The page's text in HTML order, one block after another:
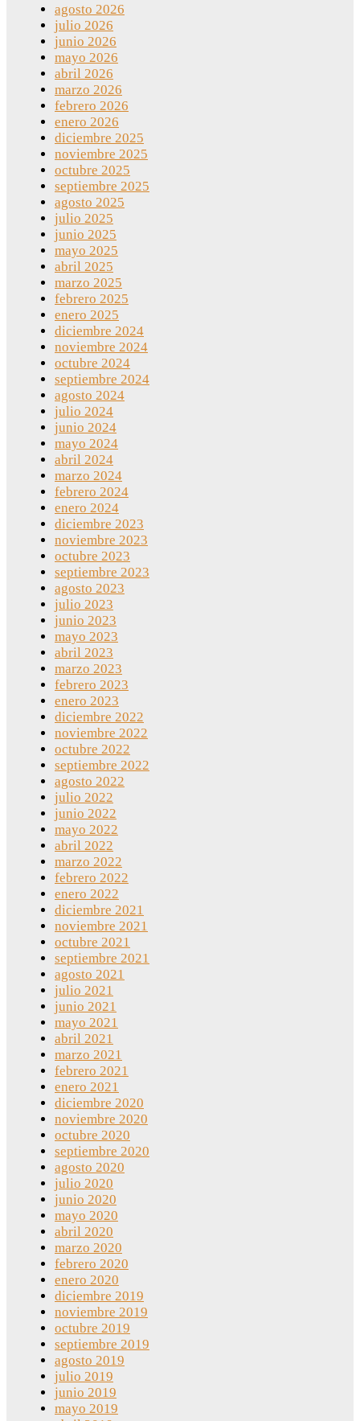
agosto 2026
julio 2026
junio 2026
mayo 2026
abril 2026
marzo 2026
febrero 2026
enero 2026
diciembre 2025
noviembre 2025
octubre 2025
septiembre 2025
agosto 2025
julio 2025
junio 2025
mayo 2025
abril 2025
marzo 2025
febrero 2025
enero 2025
diciembre 2024
noviembre 2024
octubre 2024
septiembre 2024
agosto 2024
julio 2024
junio 2024
mayo 2024
abril 2024
marzo 2024
febrero 2024
enero 2024
diciembre 2023
noviembre 2023
octubre 2023
septiembre 2023
agosto 2023
julio 2023
junio 2023
mayo 2023
abril 2023
marzo 2023
febrero 2023
enero 2023
diciembre 2022
noviembre 2022
octubre 2022
septiembre 2022
agosto 2022
julio 2022
junio 2022
mayo 2022
abril 2022
marzo 2022
febrero 2022
enero 2022
diciembre 2021
noviembre 2021
octubre 2021
septiembre 2021
agosto 2021
julio 2021
junio 2021
mayo 2021
abril 2021
marzo 2021
febrero 2021
enero 2021
diciembre 2020
noviembre 2020
octubre 2020
septiembre 2020
agosto 2020
julio 2020
junio 2020
mayo 2020
abril 2020
marzo 2020
febrero 2020
enero 2020
diciembre 2019
noviembre 2019
octubre 2019
septiembre 2019
agosto 2019
julio 2019
junio 2019
mayo 2019